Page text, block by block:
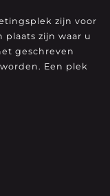
zijn voor
plaats zijn waar u
geschreven
Een plek